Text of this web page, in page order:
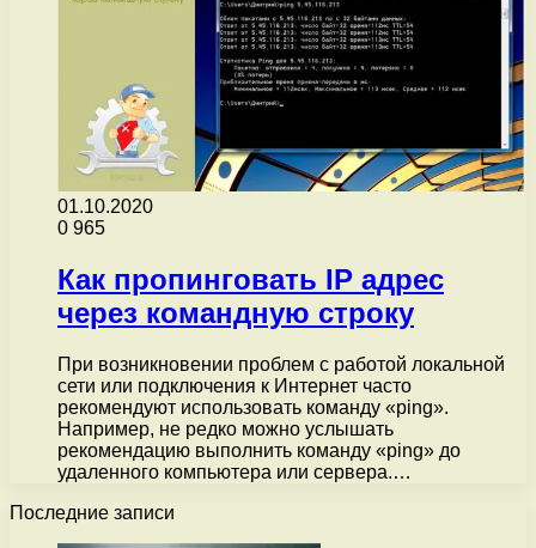
01.10.2020
0 965
Как пропинговать IP адрес
через командную строку
При возникновении проблем с работой локальной
сети или подключения к Интернет часто
рекомендуют использовать команду «ping».
Например, не редко можно услышать
рекомендацию выполнить команду «ping» до
удаленного компьютера или сервера.…
Последние записи